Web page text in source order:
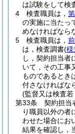
は試験をして検
4
検査職員は，
の実施に当たっ
めなければなら
5
検査職員は，
は，検査調書(様
し，契約担当者
いて，その工事
ものであるとき
付さなければな
(監督又は検査
第33条
契約担当
り職員以外の者
わせた場合にお
結果を確認し，